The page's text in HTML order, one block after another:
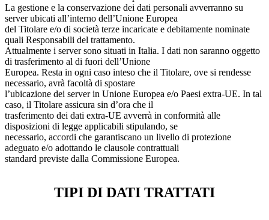
La gestione e la conservazione dei dati personali avverranno su
server ubicati all’interno dell’Unione Europea
del Titolare e/o di società terze incaricate e debitamente nominate
quali Responsabili del trattamento.
Attualmente i server sono situati in Italia. I dati non saranno oggetto
di trasferimento al di fuori dell’Unione
Europea. Resta in ogni caso inteso che il Titolare, ove si rendesse
necessario, avrà facoltà di spostare
l’ubicazione dei server in Unione Europea e/o Paesi extra-UE. In tal
caso, il Titolare assicura sin d’ora che il
trasferimento dei dati extra-UE avverrà in conformità alle
disposizioni di legge applicabili stipulando, se
necessario, accordi che garantiscano un livello di protezione
adeguato e/o adottando le clausole contrattuali
standard previste dalla Commissione Europea.
TIPI DI DATI TRATTATI